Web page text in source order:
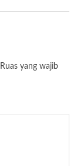
Ruas yang wajib